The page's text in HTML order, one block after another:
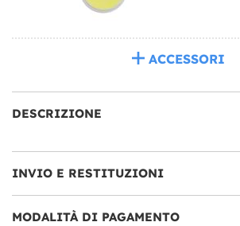
ACCESSORI
DESCRIZIONE
INVIO E RESTITUZIONI
MODALITÀ DI PAGAMENTO